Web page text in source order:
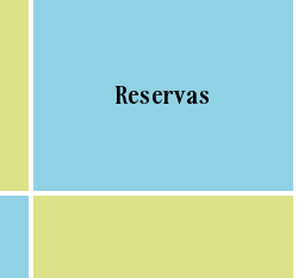
Reservas